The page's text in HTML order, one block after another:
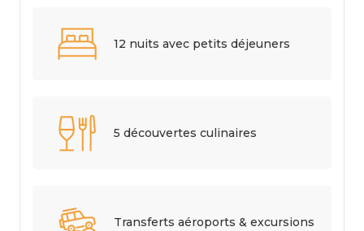
12 nuits avec petits déjeuners
5 découvertes culinaires
Transferts aéroports & excursions